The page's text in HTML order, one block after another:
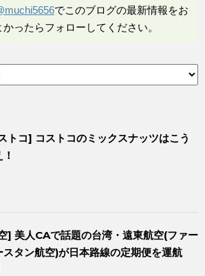
でこのブログの最新情報をお
ったらフォローしてください。
トコ] コストコのミックスナッツはこう
] 美人CAで話題の台湾・遠東航空(ファー
スタン航空)が日本路線の定期便を運航